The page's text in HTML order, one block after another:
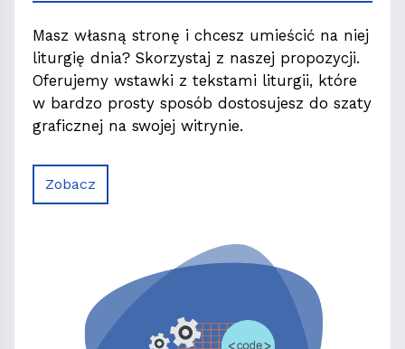
Masz własną stronę i chcesz umieścić na niej
liturgię dnia? Skorzystaj z naszej propozycji.
Oferujemy wstawki z tekstami liturgii, które
w bardzo prosty sposób dostosujesz do szaty
graficznej na swojej witrynie.
Zobacz